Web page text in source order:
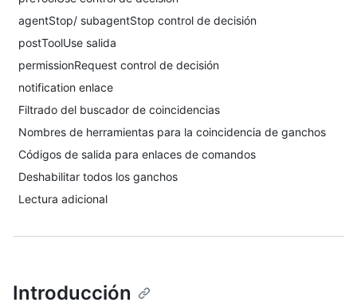
agentStop/ subagentStop control de decisión
postToolUse salida
permissionRequest control de decisión
notification enlace
Filtrado del buscador de coincidencias
Nombres de herramientas para la coincidencia de ganchos
Códigos de salida para enlaces de comandos
Deshabilitar todos los ganchos
Lectura adicional
Introducción